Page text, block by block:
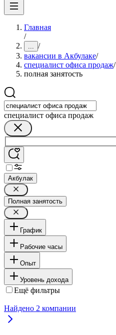
Главная
/
... /
вакансии в Акбулаке/
специалист офиса продаж/
полная занятость
специалист офиса продаж
Акбулак
Полная занятость
График
Рабочие часы
Опыт
Уровень дохода
Ещё фильтры
Найдено 2 компании